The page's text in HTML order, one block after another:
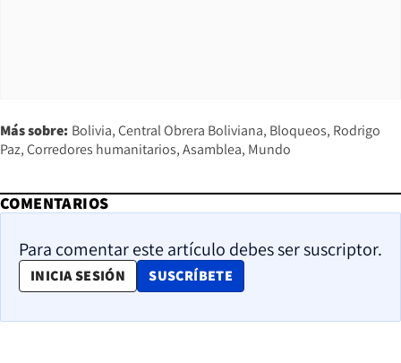
Más sobre: Bolivia Central Obrera Boliviana Bloqueos Rodrigo
Paz Corredores humanitarios Asamblea Mundo
COMENTARIOS
Para comentar este artículo debes ser suscriptor.
INICIA SESIÓN SUSCRÍBETE
OPENS IN NEW WINDOW